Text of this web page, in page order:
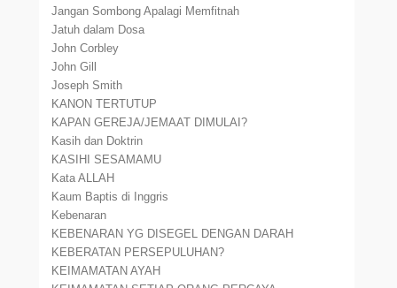
Jangan Sombong Apalagi Memfitnah
Jatuh dalam Dosa
John Corbley
John Gill
Joseph Smith
KANON TERTUTUP
KAPAN GEREJA/JEMAAT DIMULAI?
Kasih dan Doktrin
KASIHI SESAMAMU
Kata ALLAH
Kaum Baptis di Inggris
Kebenaran
KEBENARAN YG DISEGEL DENGAN DARAH
KEBERATAN PERSEPULUHAN?
KEIMAMATAN AYAH